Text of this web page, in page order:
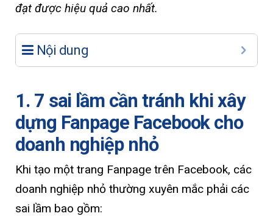
đạt được hiệu quả cao nhất.
Nội dung
1. 7 sai lầm cần tránh khi xây
dựng Fanpage Facebook cho
doanh nghiệp nhỏ
Khi tạo một trang Fanpage trên Facebook, các
doanh nghiệp nhỏ thường xuyên mắc phải các
sai lầm bao gồm: